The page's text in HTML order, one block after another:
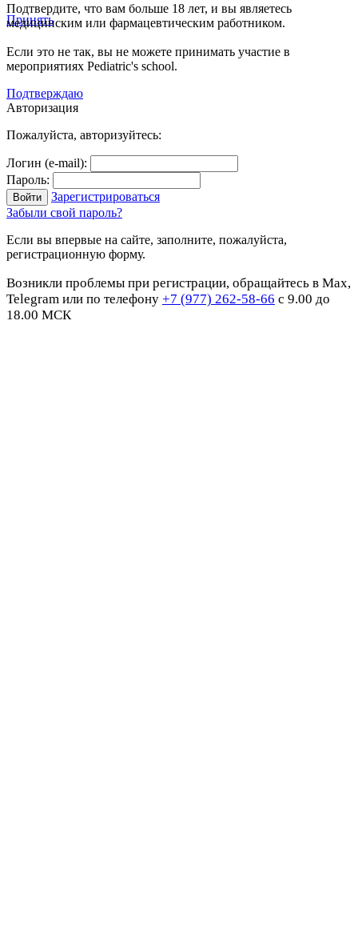
Принять
Подтвердите, что вам больше 18 лет, и вы являетесь
медицинским или фармацевтическим работником.
Если это не так, вы не можете принимать участие в
мероприятиях Pediatric's school.
Подтверждаю
Авторизация
Пожалуйста, авторизуйтесь:
Логин (e-mail):
Пароль:
Зарегистрироваться
Забыли свой пароль?
Если вы впервые на сайте, заполните, пожалуйста,
регистрационную форму.
Возникли проблемы при регистрации, обращайтесь в Max,
Telegram или по телефону +7 (977) 262-58-66 с 9.00 до
18.00 МСК